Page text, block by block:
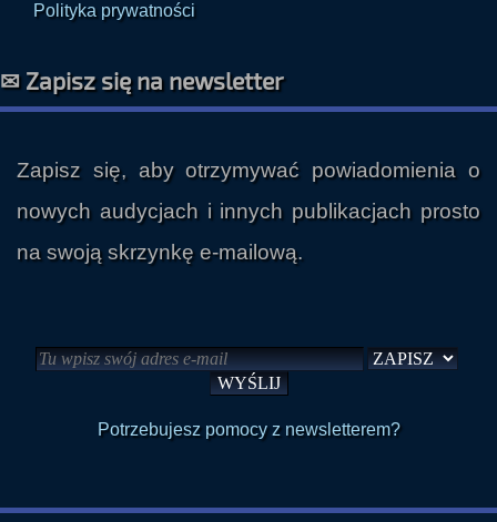
Polityka prywatności
✉ Zapisz się na newsletter
Zapisz się, aby otrzymywać powiadomienia o
nowych audycjach i innych publikacjach prosto
na swoją skrzynkę e-mailową.
Potrzebujesz pomocy z newsletterem?